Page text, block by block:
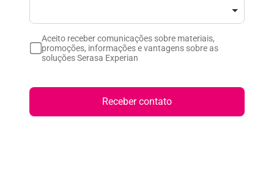
Aceito receber comunicações sobre materiais,
promoções, informações e vantagens sobre as
soluções Serasa Experian
Receber contato